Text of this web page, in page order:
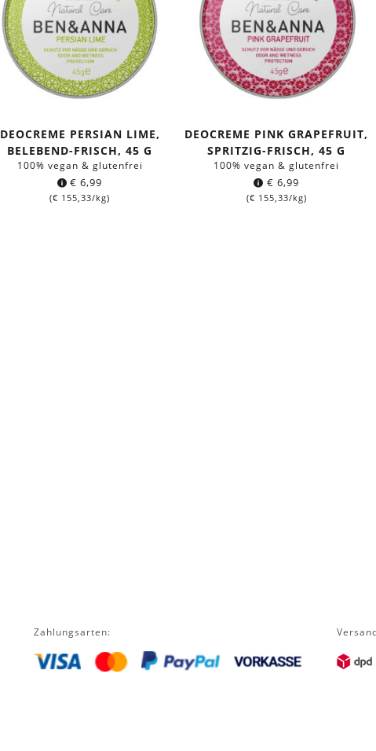
DEOCREME PERSIAN LIME,
BELEBEND-FRISCH, 45 G
100% vegan & glutenfrei
€ 6,99
(€ 155,33/kg)
DEOCREME PINK GRAPEFRUIT,
SPRITZIG-FRISCH, 45 G
100% vegan & glutenfrei
€ 6,99
(€ 155,33/kg)
Zahlungsarten: